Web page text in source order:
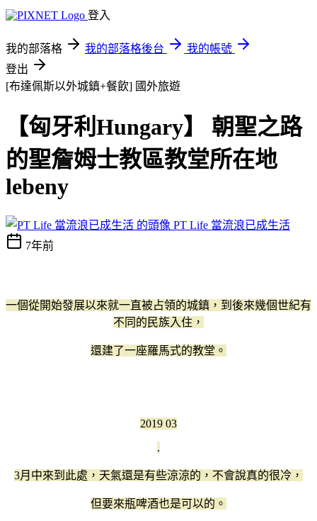
登入
我的部落格 我的部落格後台
我的帳號
登出
[布達佩斯以外城鎮+餐飲] 國外旅遊
【匈牙利Hungary】 朝聖之路
的聖詹姆士教區教堂所在地
lebeny
PT Life 當流浪已成生活
7年前
一個從開始發展以來就一直被占領的城鎮，到後來幾個世紀有
不同的民族入住，
還建了一座羅馬式的教堂。
2019 03
.
3月中來到此處，天氣還是有些涼涼的，不會說真的很冷，
但要來瓶啤酒也是可以的。